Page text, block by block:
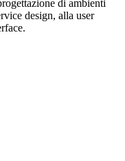
di ambienti
design, alla user